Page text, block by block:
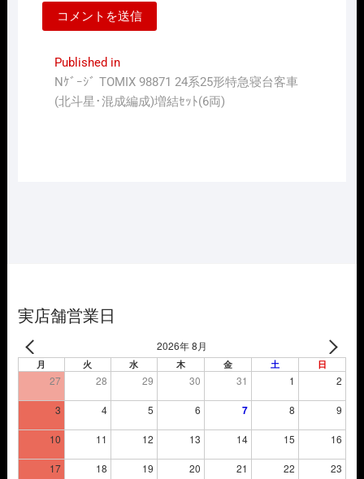
投
稿
Published in
Nｹﾞｰｼﾞ TOMIX 98871 24系25形特急寝台客車
(北斗星･混成編成)増結ｾｯﾄ(6両)
実店舗営業日
2026年 8月
月 火 水 木 金 土 日
27 28 29 30 31 1 2
3 4 5 6 7 8 9
10 11 12 13 14 15 16
17 18 19 20 21 22 23